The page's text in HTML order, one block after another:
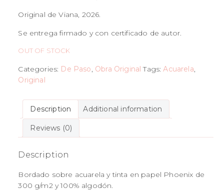
Original de Viana, 2026.
Se entrega firmado y con certificado de autor.
OUT OF STOCK
Categories: De Paso Obra Original Tags:Acuarela
Original
Description Additional information
Reviews (0)
Description
Bordado sobre acuarela y tinta en papel Phoenix de
300 g/m2 y 100% algodón.